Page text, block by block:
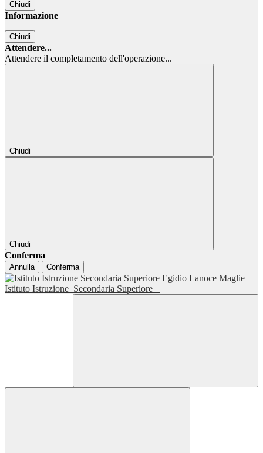
Chiudi
Informazione
Chiudi
Attendere...
Attendere il completamento dell'operazione...
Chiudi
Chiudi
Conferma
Annulla Conferma
Istituto Istruzione Secondaria Superiore